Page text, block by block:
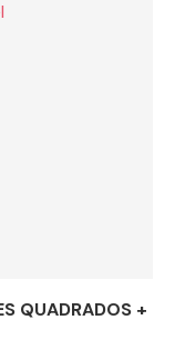
QUADRADOS +